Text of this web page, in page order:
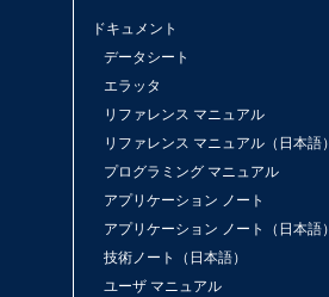
ドキュメント
データシート
エラッタ
リファレンス マニュアル
リファレンス マニュアル（日本語）
プログラミング マニュアル
アプリケーション ノート
アプリケーション ノート（日本語）
技術ノート（日本語）
ユーザ マニュアル